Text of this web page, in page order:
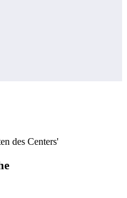
des Centers'